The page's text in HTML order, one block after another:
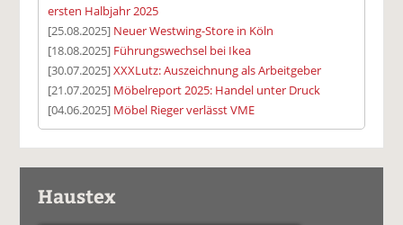
ersten Halbjahr 2025
[25.08.2025] Neuer Westwing-Store in Köln
[18.08.2025] Führungswechsel bei Ikea
[30.07.2025]XXXLutz: Auszeichnung als Arbeitgeber
[21.07.2025] Möbelreport 2025: Handel unter Druck
[04.06.2025] Möbel Rieger verlässt VME
Haustex